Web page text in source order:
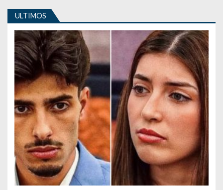
i
g
o
s
ULTIMOS